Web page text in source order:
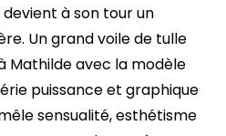
à son tour un
Un grand voile de tulle
Mathilde avec la modèle
puissance et graphique
sensualité, esthétisme